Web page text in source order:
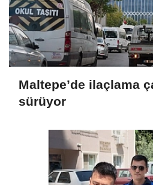
Maltepe’de ilaçlama
sürüyor